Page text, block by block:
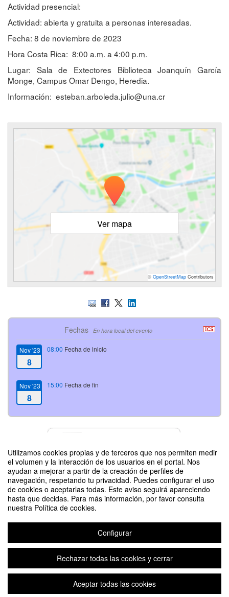
Utilizamos cookies propias y de terceros que nos permiten medir
el volumen y la interacción de los usuarios en el portal. Nos
ayudan a mejorar a partir de la creación de perfiles de
navegación, respetando tu privacidad. Puedes configurar el uso
de cookies o aceptarlas todas. Este aviso seguirá apareciendo
hasta que decidas. Para más información, por favor consulta
nuestra Política de cookies.
Configurar
Rechazar todas las cookies y cerrar
Aceptar todas las cookies
Actividad presencial:
Actividad: abierta y gratuita a personas interesadas.
Fecha: 8 de noviembre de 2023
Hora Costa Rica: 8:00 a.m. a 4:00 p.m.
Lugar: Sala de Extectores Biblioteca Joanquín García
Monge, Campus Omar Dengo, Heredia.
Información: esteban.arboleda.julio@una.cr
Ver mapa
© OpenStreetMap Contributors
Fechas En hora local del evento
Nov '23
8
08:00 Fecha de inicio
Nov '23
8
15:00 Fecha de fin
Difunde tu evento poniendo el siguiente código en tu sitio
Celebración: "Día de la Extensión" Escuela de Ciencias Agrarias
Plataforma de organización de eventos Symposium
Copyright © 2026